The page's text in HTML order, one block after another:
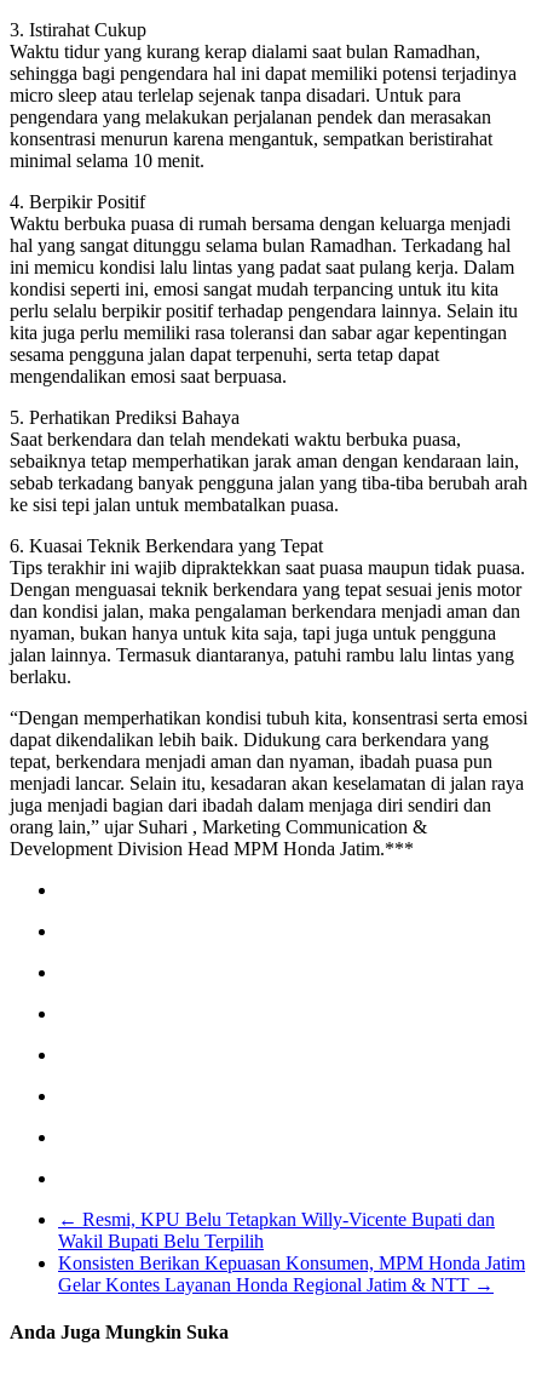
3. Istirahat Cukup
Waktu tidur yang kurang kerap dialami saat bulan Ramadhan,
sehingga bagi pengendara hal ini dapat memiliki potensi terjadinya
micro sleep atau terlelap sejenak tanpa disadari. Untuk para
pengendara yang melakukan perjalanan pendek dan merasakan
konsentrasi menurun karena mengantuk, sempatkan beristirahat
minimal selama 10 menit.
4. Berpikir Positif
Waktu berbuka puasa di rumah bersama dengan keluarga menjadi
hal yang sangat ditunggu selama bulan Ramadhan. Terkadang hal
ini memicu kondisi lalu lintas yang padat saat pulang kerja. Dalam
kondisi seperti ini, emosi sangat mudah terpancing untuk itu kita
perlu selalu berpikir positif terhadap pengendara lainnya. Selain itu
kita juga perlu memiliki rasa toleransi dan sabar agar kepentingan
sesama pengguna jalan dapat terpenuhi, serta tetap dapat
mengendalikan emosi saat berpuasa.
5. Perhatikan Prediksi Bahaya
Saat berkendara dan telah mendekati waktu berbuka puasa,
sebaiknya tetap memperhatikan jarak aman dengan kendaraan lain,
sebab terkadang banyak pengguna jalan yang tiba-tiba berubah arah
ke sisi tepi jalan untuk membatalkan puasa.
6. Kuasai Teknik Berkendara yang Tepat
Tips terakhir ini wajib dipraktekkan saat puasa maupun tidak puasa.
Dengan menguasai teknik berkendara yang tepat sesuai jenis motor
dan kondisi jalan, maka pengalaman berkendara menjadi aman dan
nyaman, bukan hanya untuk kita saja, tapi juga untuk pengguna
jalan lainnya. Termasuk diantaranya, patuhi rambu lalu lintas yang
berlaku.
“Dengan memperhatikan kondisi tubuh kita, konsentrasi serta emosi
dapat dikendalikan lebih baik. Didukung cara berkendara yang
tepat, berkendara menjadi aman dan nyaman, ibadah puasa pun
menjadi lancar. Selain itu, kesadaran akan keselamatan di jalan raya
juga menjadi bagian dari ibadah dalam menjaga diri sendiri dan
orang lain,” ujar Suhari , Marketing Communication &
Development Division Head MPM Honda Jatim.***
← Resmi, KPU Belu Tetapkan Willy-Vicente Bupati dan
Wakil Bupati Belu Terpilih
Konsisten Berikan Kepuasan Konsumen, MPM Honda Jatim
Gelar Kontes Layanan Honda Regional Jatim & NTT →
Anda Juga Mungkin Suka